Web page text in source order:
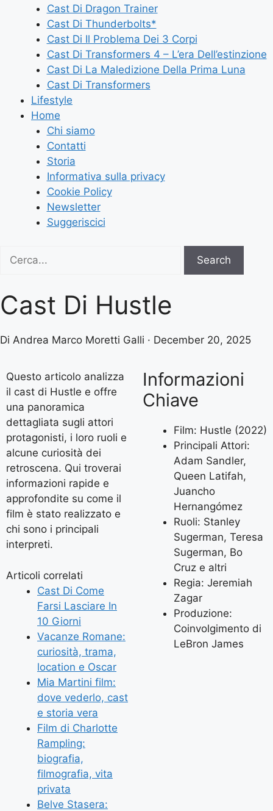
Cast Di Dragon Trainer
Cast Di Thunderbolts*
Cast Di Il Problema Dei 3 Corpi
Cast Di Transformers 4 – L’era Dell’estinzione
Cast Di La Maledizione Della Prima Luna
Cast Di Transformers
Lifestyle
Home
Chi siamo
Contatti
Storia
Informativa sulla privacy
Cookie Policy
Newsletter
Suggeriscici
for:
Search
Cast Di Hustle
Di Andrea Marco Moretti Galli · December 20, 2025
Questo articolo analizza
il cast di Hustle e offre
una panoramica
dettagliata sugli attori
protagonisti, i loro ruoli e
alcune curiosità dei
retroscena. Qui troverai
informazioni rapide e
approfondite su come il
film è stato realizzato e
chi sono i principali
interpreti.
Articoli correlati
Cast Di Come
Farsi Lasciare In
10 Giorni
Vacanze Romane:
curiosità, trama,
location e Oscar
Mia Martini film:
dove vederlo, cast
e storia vera
Film di Charlotte
Rampling:
biografia,
filmografia, vita
privata
Belve Stasera:
Informazioni
Chiave
Film: Hustle (2022)
Principali Attori:
Adam Sandler,
Queen Latifah,
Juancho
Hernangómez
Ruoli: Stanley
Sugerman, Teresa
Sugerman, Bo
Cruz e altri
Regia: Jeremiah
Zagar
Produzione:
Coinvolgimento di
LeBron James